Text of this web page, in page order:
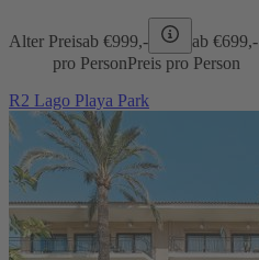
Alter Preisab €999,- ab €699,-
pro PersonPreis pro Person
R2 Lago Playa Park